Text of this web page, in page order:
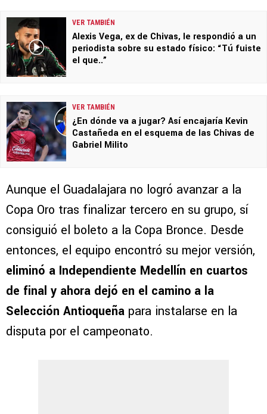
VER TAMBIÉN
Alexis Vega, ex de Chivas, le respondió a un
periodista sobre su estado físico: “Tú fuiste
el que..”
VER TAMBIÉN
¿En dónde va a jugar? Así encajaría Kevin
Castañeda en el esquema de las Chivas de
Gabriel Milito
Aunque el Guadalajara no logró avanzar a la
Copa Oro tras finalizar tercero en su grupo, sí
consiguió el boleto a la Copa Bronce. Desde
entonces, el equipo encontró su mejor versión,
eliminó a Independiente Medellín en cuartos
de final y ahora dejó en el camino a la
Selección Antioqueña para instalarse en la
disputa por el campeonato.